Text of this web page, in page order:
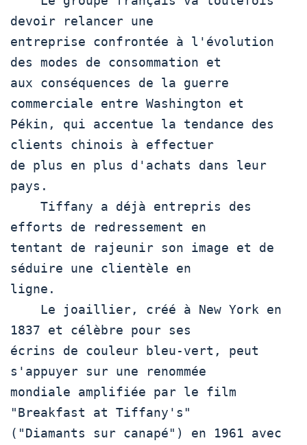
devoir relancer une
entreprise confrontée à l'évolution
des modes de consommation et
aux conséquences de la guerre
commerciale entre Washington et
Pékin, qui accentue la tendance des
clients chinois à effectuer
de plus en plus d'achats dans leur
pays.
efforts de redressement en
tentant de rajeunir son image et de
séduire une clientèle en
ligne.
1837 et célèbre pour ses
écrins de couleur bleu-vert, peut
s'appuyer sur une renommée
mondiale amplifiée par le film
"Breakfast at Tiffany's"
("Diamants sur canapé") en 1961 avec